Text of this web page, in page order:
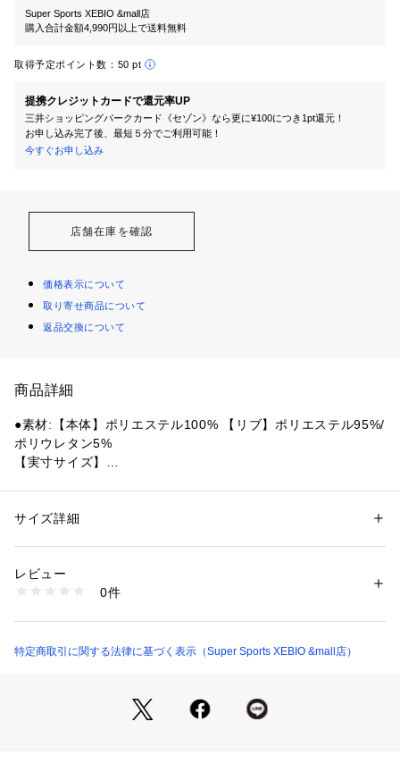
Super Sports XEBIO &mall店
購入合計金額4,990円以上で送料無料
取得予定ポイント数： 50 pt
提携クレジットカードで還元率UP
三井ショッピングパークカード《セゾン》なら更に¥100につき1pt還元！
お申し込み完了後、最短５分でご利用可能！
今すぐお申し込み
店舗在庫を確認
価格表示について
取り寄せ商品について
返品交換について
商品詳細
●素材:【本体】ポリエステル100% 【リブ】ポリエステル95%/
ポリウレタン5%
【実寸サイズ】
●Lサイズ詳細:【着丈】67cm 【肩幅】58cm 【身幅】59cm
【袖丈】23cm
【商品の購入にあたっての注意事項】
※一部商品において弊社カラー表記がメーカーカラー表記と異
なる場合があります。
性別：メンズ
トボールウェア
1540000479012
サイズ詳細
レビュー
0件
特定商取引に関する法律に基づく表示（Super Sports XEBIO &mall店）